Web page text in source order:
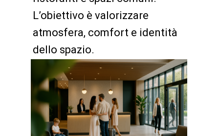
L’obiettivo è valorizzare
atmosfera, comfort e identità
dello spazio.